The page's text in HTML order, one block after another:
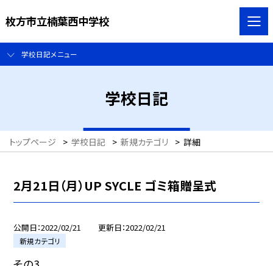
枚方市立楠葉西中学校
学校日記メニュー
学校日記
トップページ > 学校日記 > 新規カテゴリ > 詳細
2月21日（月）UP SYCLE ゴミ箱贈呈式
公開日 2022/02/21 更新日 2022/02/21
新規カテゴリ